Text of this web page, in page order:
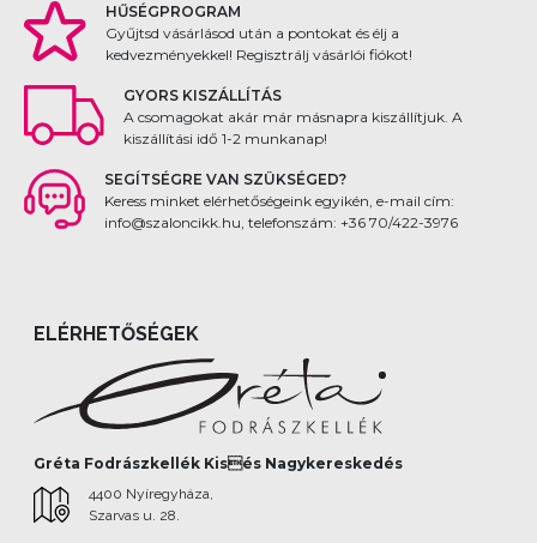
HŰSÉGPROGRAM
Gyűjtsd vásárlásod után a pontokat és élj a
kedvezményekkel! Regisztrálj vásárlói fiókot!
GYORS KISZÁLLÍTÁS
A csomagokat akár már másnapra kiszállítjuk. A
kiszállítási idő 1-2 munkanap!
SEGÍTSÉGRE VAN SZÜKSÉGED?
Keress minket elérhetőségeink egyikén, e-mail cím:
info@szaloncikk.hu, telefonszám: +36 70/422-3976
ELÉRHETŐSÉGEK
Gréta Fodrászkellék Kisés Nagykereskedés
4400 Nyíregyháza,
Szarvas u. 28.